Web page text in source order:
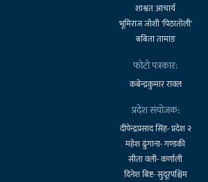
शाश्वत आचार्य
भूमिराज जोशी 'पिठातोली'
बबिता तामाङ
फोटो पत्रकार:
कबेन्द्रकुमार रावल
प्रदेश संयोजक:
दीपेन्द्रप्रसाद सिंह- प्रदेश २
महेश ढुंगाना- गण्डकी
सीता वली- कर्णाली
दिनेश बिष्ट- सुदूरपश्चिम